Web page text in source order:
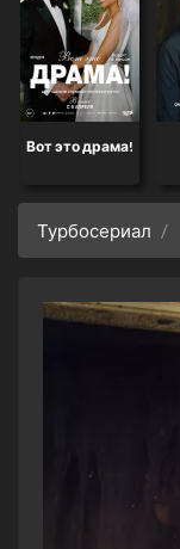
Вот это драма!
Турбосериал